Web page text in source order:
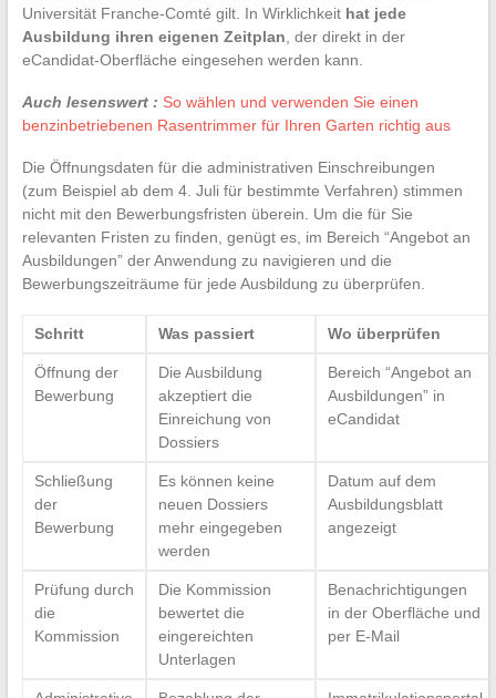
Universität Franche-Comté gilt. In Wirklichkeit hat jede
Ausbildung ihren eigenen Zeitplan , der direkt in der
eCandidat-Oberfläche eingesehen werden kann.
Auch lesenswert : So wählen und verwenden Sie einen
benzinbetriebenen Rasentrimmer für Ihren Garten richtig aus
Die Öffnungsdaten für die administrativen Einschreibungen
(zum Beispiel ab dem 4. Juli für bestimmte Verfahren) stimmen
nicht mit den Bewerbungsfristen überein. Um die für Sie
relevanten Fristen zu finden, genügt es, im Bereich “Angebot an
Ausbildungen” der Anwendung zu navigieren und die
Bewerbungszeiträume für jede Ausbildung zu überprüfen.
Schritt Was passiert Wo überprüfen
Öffnung der
Bewerbung
Die Ausbildung
akzeptiert die
Einreichung von
Dossiers
Bereich “Angebot an
Ausbildungen” in
eCandidat
Schließung
der
Bewerbung
Es können keine
neuen Dossiers
mehr eingegeben
werden
Datum auf dem
Ausbildungsblatt
angezeigt
Prüfung durch
die
Kommission
Die Kommission
bewertet die
eingereichten
Unterlagen
Benachrichtigungen
in der Oberfläche und
per E-Mail